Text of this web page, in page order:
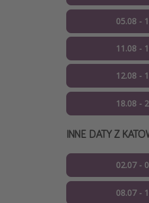
05.08 -
11.08 -
12.08 -
18.08 -
INNE DATY Z
02.07 -
08.07 -